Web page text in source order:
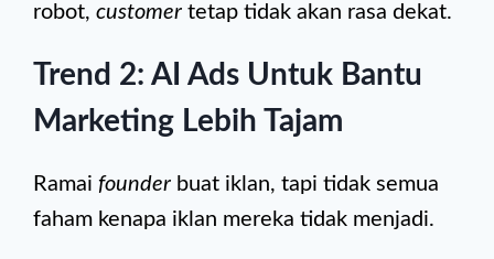
robot, customer tetap tidak akan rasa dekat.
Trend 2: AI Ads Untuk Bantu
Marketing Lebih Tajam
Ramai founder buat iklan, tapi tidak semua
faham kenapa iklan mereka tidak menjadi.